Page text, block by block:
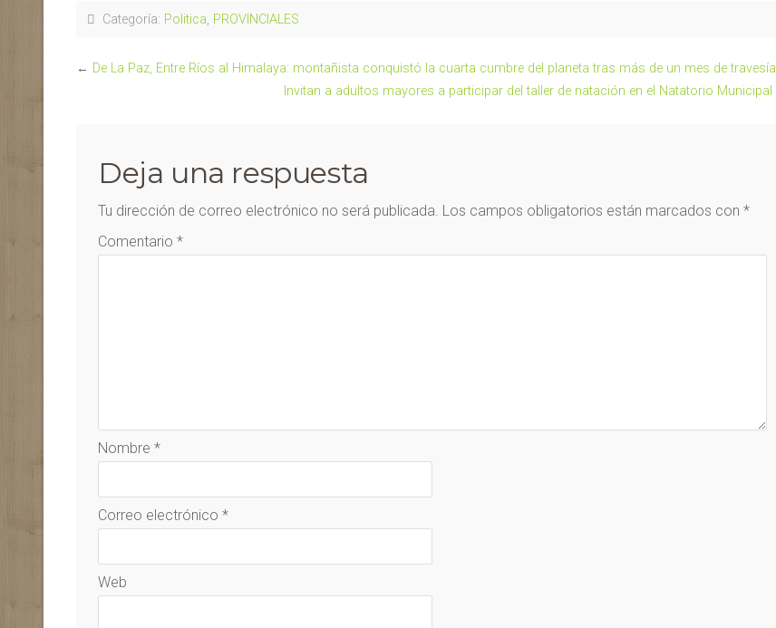
Categoría: Politica, PROVINCIALES
← De La Paz, Entre Ríos al Himalaya: montañista conquistó la cuarta cumbre del planeta tras más de un mes de travesía
Invitan a adultos mayores a participar del taller de natación en el Natatorio Municipal
Deja una respuesta
Tu dirección de correo electrónico no será publicada. Los campos obligatorios están marcados con *
Comentario *
Nombre *
Correo electrónico *
Web